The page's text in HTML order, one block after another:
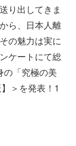
り出してきま
ら、日本人離
の魅力は実に
ケートにて総
の「究極の美
＞を発表！1